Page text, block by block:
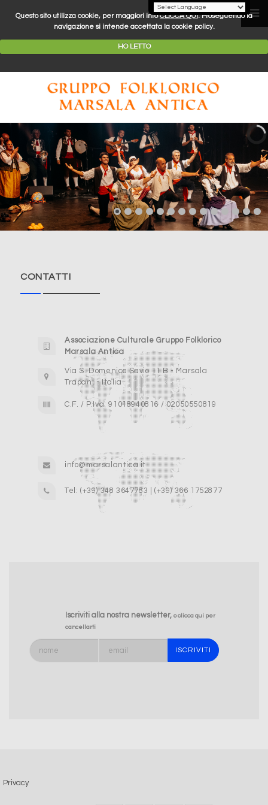
Questo sito utilizza cookie, per maggiori infoCLICCA QUI. Proseguendo la
navigazione si intende accettata la cookie policy.
HO LETTO
CONTATTI
Associazione Culturale Gruppo Folklorico
Marsala Antica
Via S. Domenico Savio 11 B - Marsala
Trapani - Italia
C.F. / P.Iva: 91018940816 / 02050550819
info@marsalantica.it
Tel: (+39) 348 3647783 | (+39) 366 1752877
Iscriviti alla nostra newsletter, o clicca qui per
cancellarti
Privacy